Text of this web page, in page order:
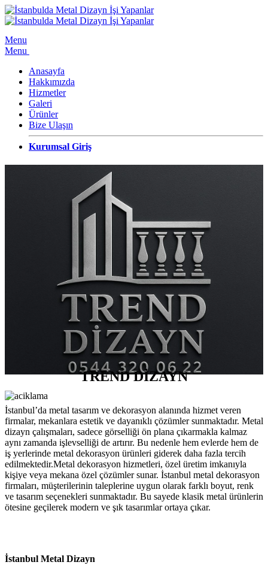
Menu
Menu
Anasayfa
Hakkımızda
Hizmetler
Galeri
Ürünler
Bize Ulaşın
Kurumsal Giriş
TREND DİZAYN
İstanbul’da metal tasarım ve dekorasyon alanında hizmet veren
firmalar, mekanlara estetik ve dayanıklı çözümler sunmaktadır. Metal
dizayn çalışmaları, sadece görselliği ön plana çıkarmakla kalmaz
aynı zamanda işlevselliği de artırır. Bu nedenle hem evlerde hem de
iş yerlerinde metal dekorasyon ürünleri giderek daha fazla tercih
edilmektedir.Metal dekorasyon hizmetleri, özel üretim imkanıyla
kişiye veya mekana özel çözümler sunar. İstanbul metal dekorasyon
firmaları, müşterilerinin taleplerine uygun olarak farklı boyut, renk
ve tasarım seçenekleri sunmaktadır. Bu sayede klasik metal ürünlerin
ötesine geçilerek modern ve şık tasarımlar ortaya çıkar.
İstanbul Metal Dizayn